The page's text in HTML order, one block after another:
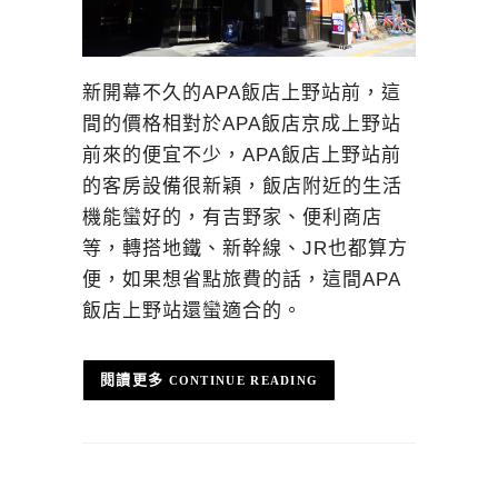
新開幕不久的APA飯店上野站前，這
間的價格相對於APA飯店京成上野站
前來的便宜不少，APA飯店上野站前
的客房設備很新穎，飯店附近的生活
機能蠻好的，有吉野家、便利商店
等，轉搭地鐵、新幹線、JR也都算方
便，如果想省點旅費的話，這間APA
飯店上野站還蠻適合的。
CONTINUE READING